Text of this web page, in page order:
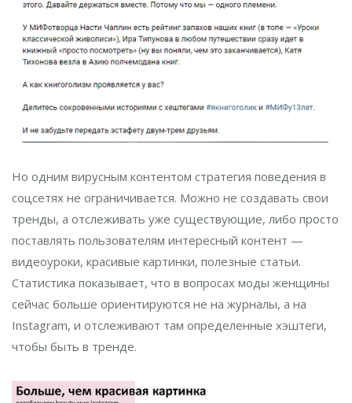
Но одним вирусным контентом стратегия поведения в
соцсетях не ограничивается. Можно не создавать свои
тренды, а отслеживать уже существующие, либо просто
поставлять пользователям интересный контент —
видеоуроки, красивые картинки, полезные статьи.
Статистика показывает, что в вопросах моды женщины
сейчас больше ориентируются не на журналы, а на
Instagram, и отслеживают там определенные хэштеги,
чтобы быть в тренде.